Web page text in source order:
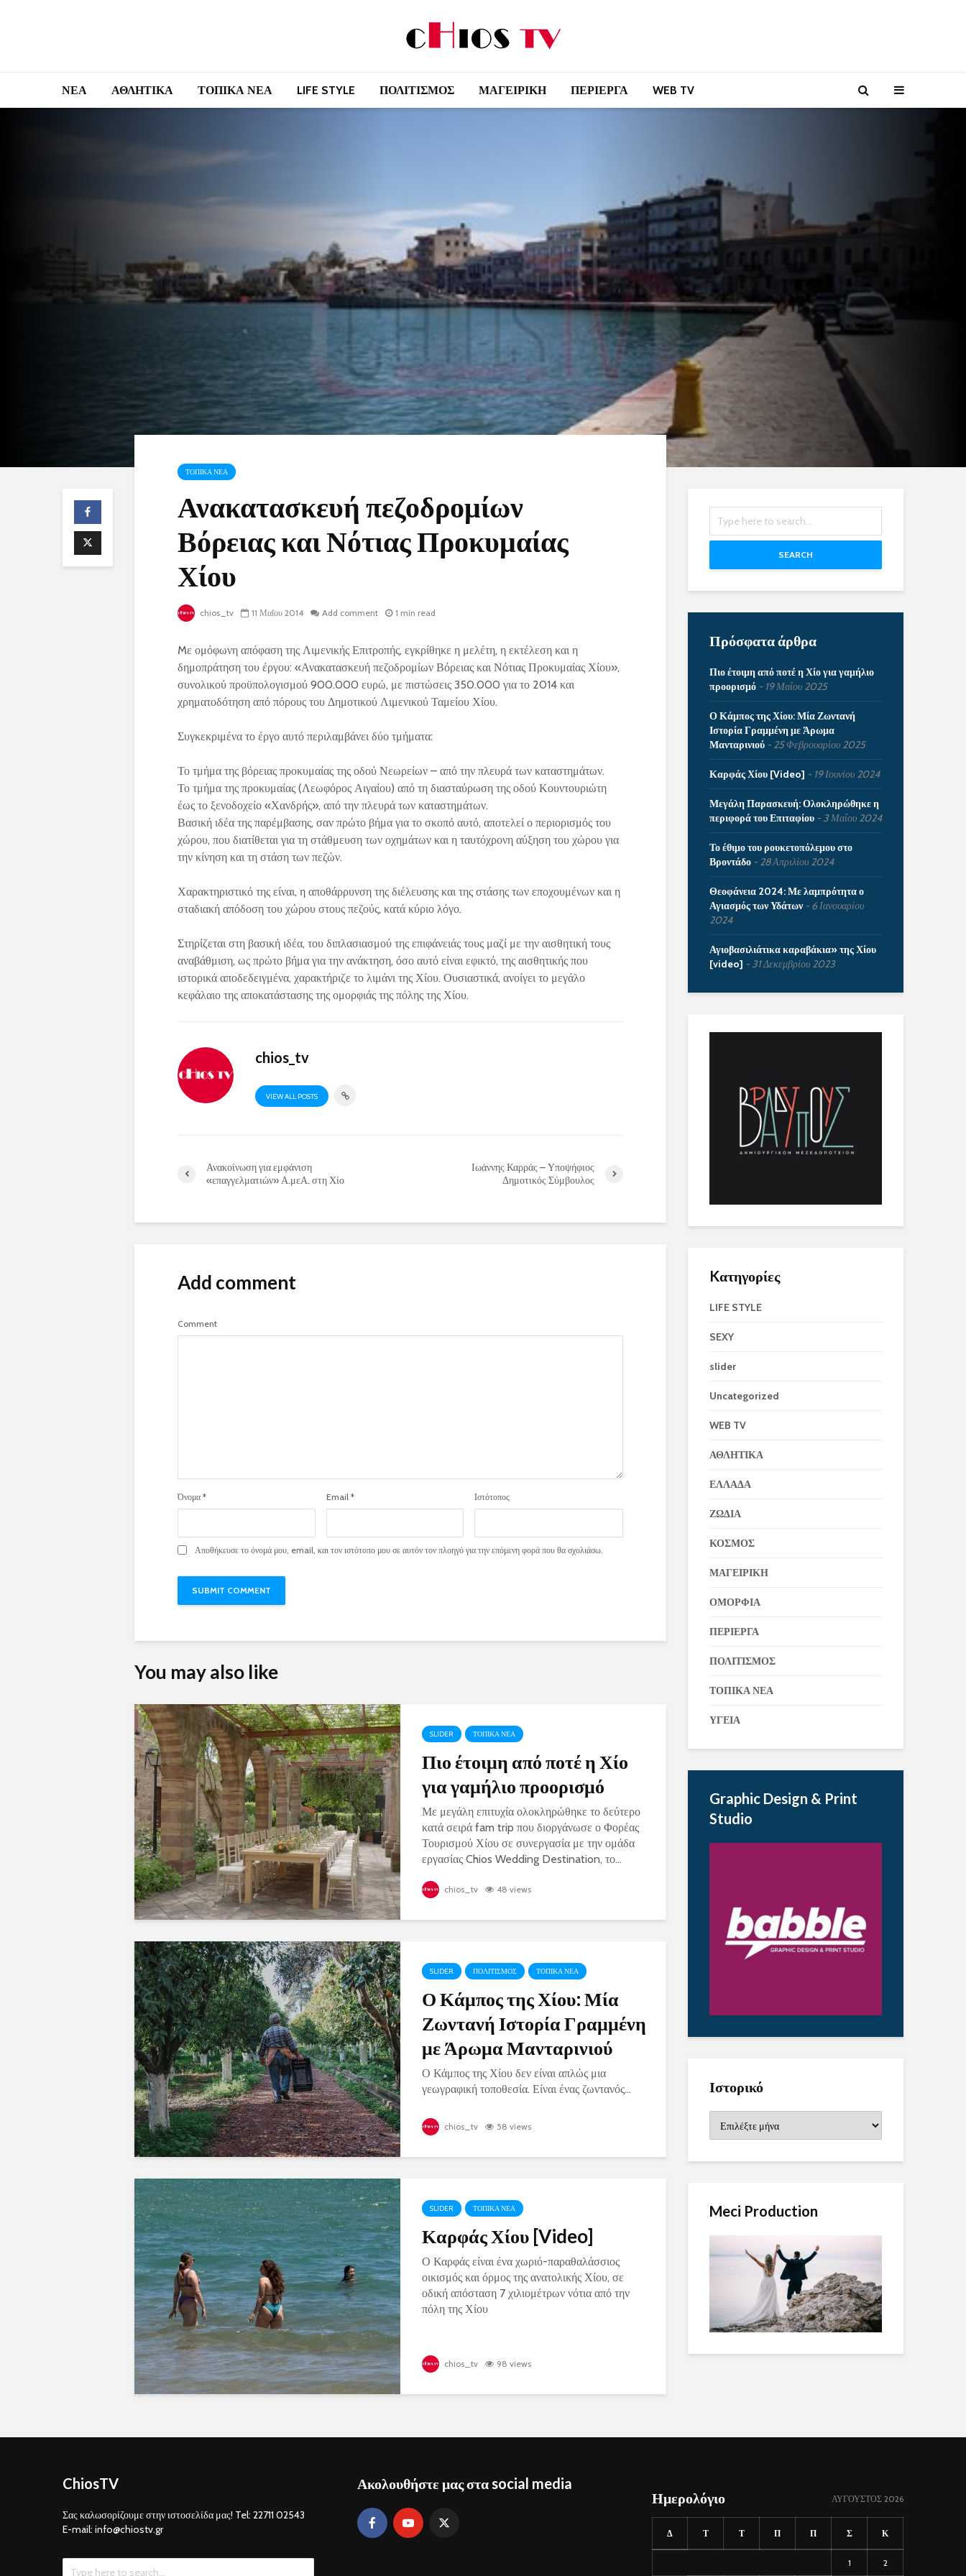
ΝΕΑ ΑΘΛΗΤΙΚΑ ΤΟΠΙΚΑ ΝΕΑ LIFE STYLE ΠΟΛΙΤΙΣΜΟΣ ΜΑΓΕΙΡΙΚΗ ΠΕΡΙΕΡΓΑ WEB TV
ΤΟΠΙΚΑ ΝΕΑ
Ανακατασκευή πεζοδρομίων
Βόρειας και Νότιας Προκυμαίας
Χίου
chios_tv 11 Μαΐου 2014 Add comment 1 min read
Mε ομόφωνη απόφαση της Λιμενικής Επιτροπής, εγκρίθηκε η μελέτη, η εκτέλεση και η
δημοπράτηση του έργου: «Ανακατασκευή πεζοδρομίων Βόρειας και Νότιας Προκυμαίας Χίου»,
συνολικού προϋπολογισμού 900.000 ευρώ, με πιστώσεις 350.000 για το 2014 και
χρηματοδότηση από πόρους του Δημοτικού Λιμενικού Ταμείου Χίου.
Συγκεκριμένα το έργο αυτό περιλαμβάνει δύο τμήματα:
Το τμήμα της βόρειας προκυμαίας της οδού Νεωρείων – από την πλευρά των καταστημάτων.
Το τμήμα της προκυμαίας (Λεωφόρος Αιγαίου) από τη διασταύρωση της οδού Κουντουριώτη
έως το ξενοδοχείο «Χανδρής», από την πλευρά των καταστημάτων.
Βασική ιδέα της παρέμβασης, σαν πρώτο βήμα για το σκοπό αυτό, αποτελεί ο περιορισμός του
χώρου, που διατίθεται για τη στάθμευση των οχημάτων και η ταυτόχρονη αύξηση του χώρου για
την κίνηση και τη στάση των πεζών.
Χαρακτηριστικό της είναι, η αποθάρρυνση της διέλευσης και της στάσης των εποχουμένων και η
σταδιακή απόδοση του χώρου στους πεζούς, κατά κύριο λόγο.
Στηρίζεται στη βασική ιδέα, του διπλασιασμού της επιφάνειάς τους μαζί με την αισθητική τους
αναβάθμιση, ως πρώτο βήμα για την ανάκτηση, όσο αυτό είναι εφικτό, της αισθητικής που
ιστορικά αποδεδειγμένα, χαρακτήριζε το λιμάνι της Χίου. Ουσιαστικά, ανοίγει το μεγάλο
κεφάλαιο της αποκατάστασης της ομορφιάς της πόλης της Χίου.
chios_tv
VIEW ALL POSTS
Ανακοίνωση για εμφάνιση
«επαγγελματιών» Α.μεΑ. στη Χίο
Ιωάννης Καρράς – Υποψήφιος
Δημοτικός Σύμβουλος
Add comment
Comment
Όνομα * Email * Ιστότοπος
Αποθήκευσε το όνομά μου, email, και τον ιστότοπο μου σε αυτόν τον πλοηγό για την επόμενη φορά που θα σχολιάσω.
You may also like
SLIDER ΤΟΠΙΚΑ ΝΕΑ
Πιο έτοιμη από ποτέ η Χίο
για γαμήλιο προορισμό
Με μεγάλη επιτυχία ολοκληρώθηκε το δεύτερο
κατά σειρά fam trip που διοργάνωσε ο Φορέας
Τουρισμού Χίου σε συνεργασία με την ομάδα
εργασίας Chios Wedding Destination, το...
chios_tv 48 views
SLIDER ΠΟΛΙΤΙΣΜΟΣ ΤΟΠΙΚΑ ΝΕΑ
Ο Κάμπος της Χίου: Μία
Ζωντανή Ιστορία Γραμμένη
με Άρωμα Μανταρινιού
Ο Κάμπος της Χίου δεν είναι απλώς μια
γεωγραφική τοποθεσία. Είναι ένας ζωντανός...
chios_tv 58 views
SLIDER ΤΟΠΙΚΑ ΝΕΑ
Καρφάς Χίου [Video]
Ο Καρφάς είναι ένα χωριό-παραθαλάσσιος
οικισμός και όρμος της ανατολικής Χίου, σε
οδική απόσταση 7 χιλιομέτρων νότια από την
πόλη της Χίου
chios_tv 98 views
SEARCH
Πρόσφατα άρθρα
Πιο έτοιμη από ποτέ η Χίο για γαμήλιο
προορισμό
19 Μαΐου 2025
Ο Κάμπος της Χίου: Μία Ζωντανή
Ιστορία Γραμμένη με Άρωμα
Μανταρινιού
25 Φεβρουαρίου 2025
Καρφάς Χίου [Video] 19 Ιουνίου 2024
Μεγάλη Παρασκευή: Ολοκληρώθηκε η
περιφορά του Επιταφίου
3 Μαΐου 2024
Το έθιμο του ρουκετοπόλεμου στο
Βροντάδο
28 Απριλίου 2024
Θεοφάνεια 2024: Με λαμπρότητα ο
Αγιασμός των Υδάτων
6 Ιανουαρίου
2024
Αγιοβασιλιάτικα καραβάκια» της Χίου
[video]
31 Δεκεμβρίου 2023
Kατηγορίες
LIFE STYLE
SEXY
slider
Uncategorized
WEB TV
ΑΘΛΗΤΙΚΑ
ΕΛΛΑΔΑ
ΖΩΔΙΑ
ΚΟΣΜΟΣ
ΜΑΓΕΙΡΙΚΗ
ΟΜΟΡΦΙΑ
ΠΕΡΙΕΡΓΑ
ΠΟΛΙΤΙΣΜΟΣ
ΤΟΠΙΚΑ ΝΕΑ
ΥΓΕΙΑ
Graphic Design & Print
Studio
Ιστορικό
Meci Production
ChiosTV
Σας καλωσορίζουμε στην ιστοσελίδα μας! Tel: 22711 02543
E-mail: info@chiostv.gr
Ακολουθήστε μας στα social media
Ημερολόγιο
ΑΎΓΟΥΣΤΟΣ 2026
Δ Τ Τ Π Π Σ Κ
1 2